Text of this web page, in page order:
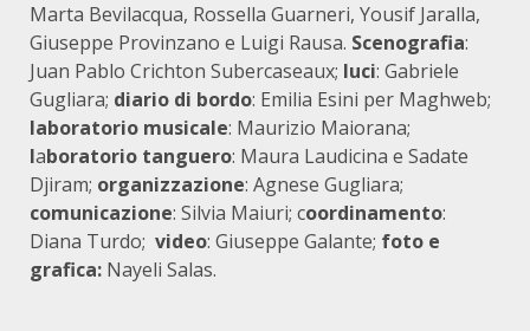
Marta Bevilacqua, Rossella Guarneri, Yousif Jaralla,
Giuseppe Provinzano e Luigi Rausa. Scenografia:
Juan Pablo Crichton Subercaseaux; luci: Gabriele
Gugliara; diario di bordo: Emilia Esini per Maghweb;
laboratorio musicale: Maurizio Maiorana;
laboratorio tanguero: Maura Laudicina e Sadate
Djiram; organizzazione: Agnese Gugliara;
comunicazione: Silvia Maiuri; coordinamento:
Diana Turdo; video: Giuseppe Galante; foto e
grafica: Nayeli Salas.